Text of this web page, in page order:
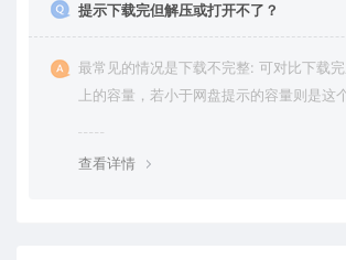
提示下载完但解压或打开不了？
最常见的情况是下载不完整: 可对比下载
上的容量，若小于网盘提示的容量则是这
查看详情